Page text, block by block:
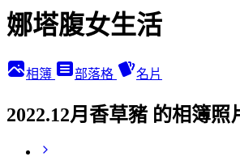
娜塔腹女生活
相簿 部落格 名片
2022.12月香草豬 的相簿照